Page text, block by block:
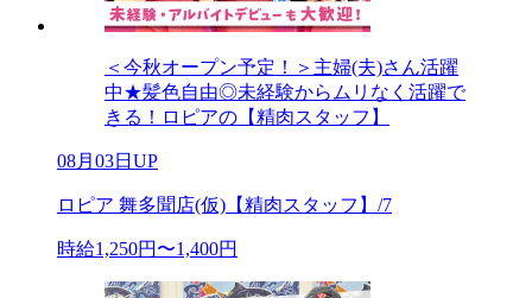
＜今秋オープン予定！＞主婦(夫)さん活躍
中★髪色自由◎未経験からムリなく活躍で
きる！ロピアの【精肉スタッフ】
08月03日UP
ロピア 舞多聞店(仮)【精肉スタッフ】/7
時給1,250円〜1,400円